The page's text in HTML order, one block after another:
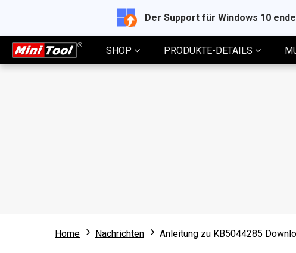
Der Support für Windows 10
SHOP PRODUKTE-DETAILS
Home Nachrichten Anleitung zu KB5044285